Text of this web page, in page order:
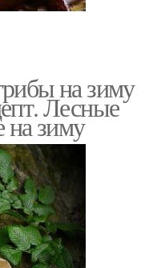
на зиму
Лесные
зиму